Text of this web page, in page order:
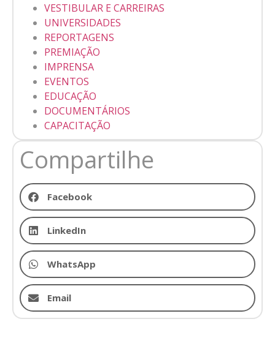
VESTIBULAR E CARREIRAS
UNIVERSIDADES
REPORTAGENS
PREMIAÇÃO
IMPRENSA
EVENTOS
EDUCAÇÃO
DOCUMENTÁRIOS
CAPACITAÇÃO
Compartilhe
Facebook
LinkedIn
WhatsApp
Email